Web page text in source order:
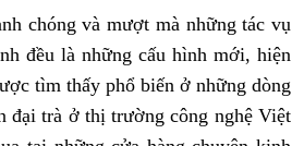
chóng và mượt mà những tác vụ
đều là những cấu hình mới, hiện
tìm thấy phổ biến ở những dòng
đại trà ở thị trường công nghệ Việt